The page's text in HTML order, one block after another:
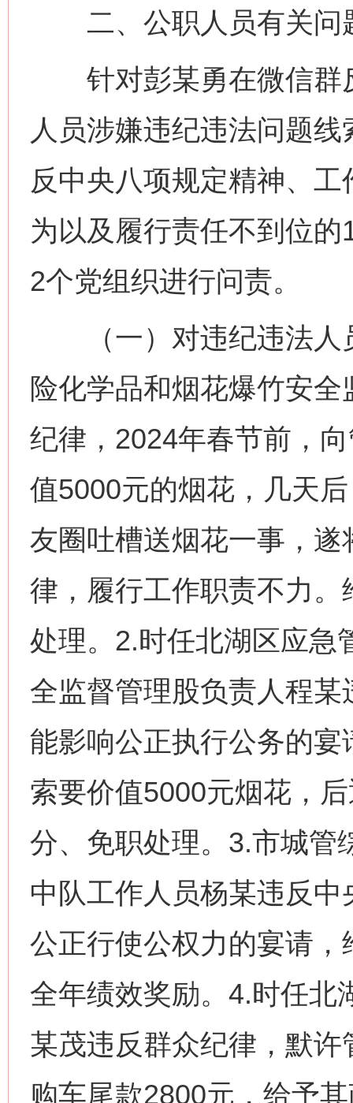
二、公职人员有关问
针对彭某勇在微信群
人员涉嫌违纪违法问题
反中央八项规定精神、
为以及履行责任不到位
2个党组织进行问责。
（一）对违纪违法人
险化学品和烟花爆竹安
纪律，2024年春节前，
值5000元的烟花，几天
友圈吐槽送烟花一事，
律，履行工作职责不力
处理。2.时任北湖区应急
全监督管理股负责人程
能影响公正执行公务的
索要价值5000元烟花，
分、免职处理。3.市城管
中队工作人员杨某违反
公正行使公权力的宴请
全年绩效奖励。4.时任北
某茂违反群众纪律，默
购车尾款2800元，给予